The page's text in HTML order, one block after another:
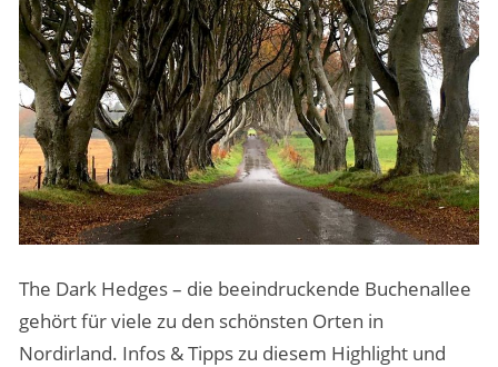
The Dark Hedges – die beeindruckende Buchenallee
gehört für viele zu den schönsten Orten in
Nordirland. Infos & Tipps zu diesem Highlight und